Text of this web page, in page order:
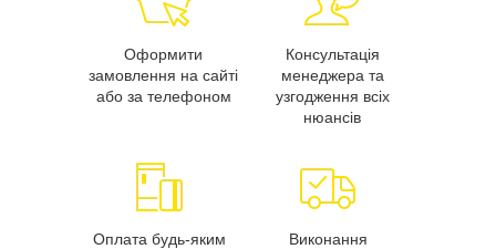
Оформити
замовлення на сайті
або за телефоном
Консультація
менеджера та
узгодження всіх
нюансів
Оплата будь-яким
Виконання